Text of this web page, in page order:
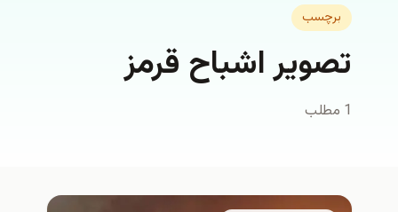
برچسب
تصوير اشباح قرمز
1 مطلب